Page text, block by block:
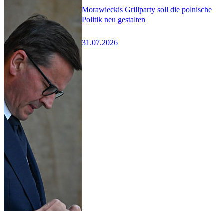
Morawieckis Grillparty soll die polnische
Politik neu gestalten
31.07.2026